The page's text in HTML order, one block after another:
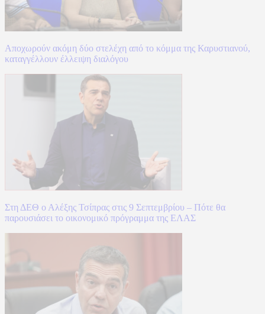
Αποχωρούν ακόμη δύο στελέχη από το κόμμα της Καρυστιανού,
καταγγέλλουν έλλειψη διαλόγου
Στη ΔΕΘ ο Αλέξης Τσίπρας στις 9 Σεπτεμβρίου – Πότε θα
παρουσιάσει το οικονομικό πρόγραμμα της ΕΛΑΣ